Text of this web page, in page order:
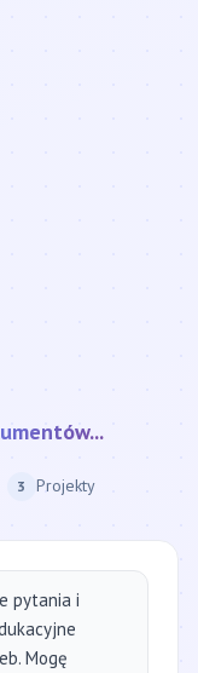
internetowej...
3 Projekty
pytania i
Mogę